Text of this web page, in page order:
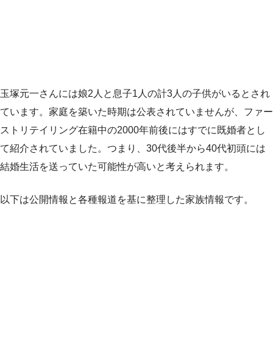
玉塚元一さんには娘2人と息子1人の計3人の子供がいるとされ
ています。家庭を築いた時期は公表されていませんが、ファー
ストリテイリング在籍中の2000年前後にはすでに既婚者とし
て紹介されていました。つまり、30代後半から40代初頭には
結婚生活を送っていた可能性が高いと考えられます。
以下は公開情報と各種報道を基に整理した家族情報です。